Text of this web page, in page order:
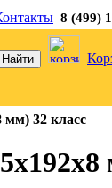
8 (499)
мм) 32 класс